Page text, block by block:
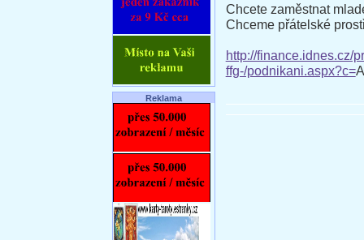
Reklama
Chcete zaměstnat
Chceme přátelské
http://finance.idnes.cz/
ffg-/podnikani.aspx?c=